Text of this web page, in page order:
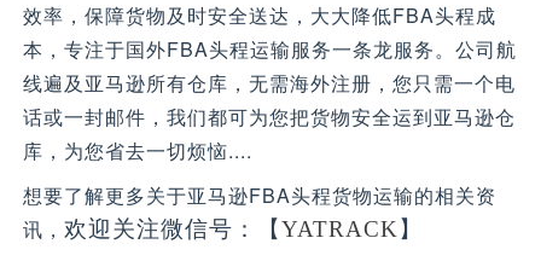
效率，保障货物及时安全送达，大大降低FBA头程成
本，专注于国外FBA头程运输服务一条龙服务。公司航
线遍及亚马逊所有仓库，无需海外注册，您只需一个电
话或一封邮件，我们都可为您把货物安全运到亚马逊仓
库，为您省去一切烦恼....
想要了解更多关于亚马逊FBA头程货物运输的相关资
讯，欢迎关注微信号： 【YATRACK】